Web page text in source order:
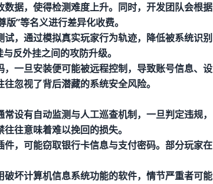
据，使得检测难度上升。同时，开发团队会根据
”等名义进行差异化收费。
，通过模拟真实玩家行为轨迹，降低被系统识别
反外挂之间的攻防升级。
一旦安装便可能被远程控制，导致账号信息、设
忽视了背后潜藏的系统安全风险。
设有自动监测与人工巡查机制，一旦判定违规，
往意味着难以挽回的损失。
，可能窃取银行卡信息与支付密码。部分玩家在
坏计算机信息系统功能的软件，情节严重者可能